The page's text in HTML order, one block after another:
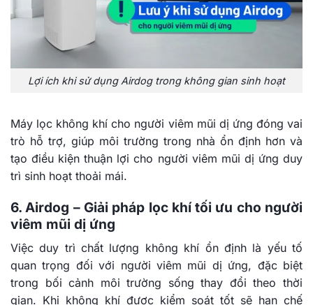
Lợi ích khi sử dụng Airdog trong không gian sinh hoạt
Máy lọc không khí cho người viêm mũi dị ứng đóng vai
trò hỗ trợ, giúp môi trường trong nhà ổn định hơn và
tạo điều kiện thuận lợi cho người viêm mũi dị ứng duy
trì sinh hoạt thoải mái.
6. Airdog – Giải pháp lọc khí tối ưu cho người
viêm mũi dị ứng
Việc duy trì chất lượng không khí ổn định là yếu tố
quan trọng đối với người viêm mũi dị ứng, đặc biệt
trong bối cảnh môi trường sống thay đổi theo thời
gian. Khi không khí được kiểm soát tốt sẽ hạn chế